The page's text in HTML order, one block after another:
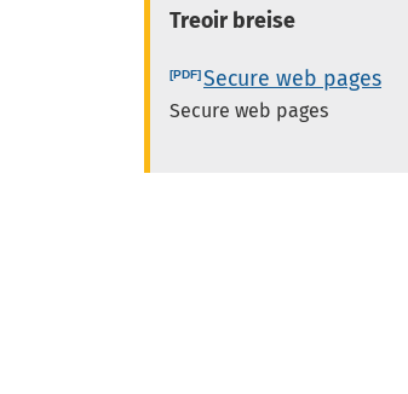
Treoir breise
Secure web pages
Secure web pages